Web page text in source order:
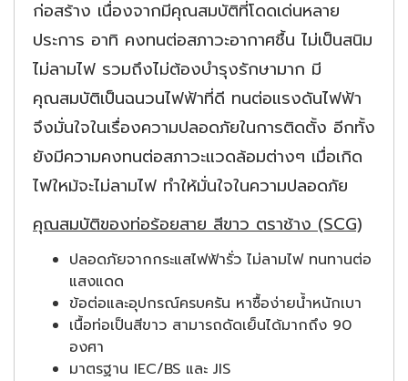
ก่อสร้าง เนื่องจากมีคุณสมบัติที่โดดเด่นหลาย
ประการ อาทิ คงทนต่อสภาวะอากาศชื้น ไม่เป็นสนิม
ไม่ลามไฟ รวมถึงไม่ต้องบำรุงรักษามาก มี
คุณสมบัติเป็นฉนวนไฟฟ้าที่ดี ทนต่อแรงดันไฟฟ้า
จึงมั่นใจในเรื่องความปลอดภัยในการติดตั้ง อีกทั้ง
ยังมีความคงทนต่อสภาวะแวดล้อมต่างๆ เมื่อเกิด
ไฟใหม้จะไม่ลามไฟ ทำให้มั่นใจในความปลอดภัย
คุณสมบัติของท่อร้อยสาย สีขาว ตราช้าง (SCG)
ปลอดภัยจากกระแสไฟฟ้ารั่ว ไม่ลามไฟ ทนทานต่อ
แสงแดด
ข้อต่อและอุปกรณ์ครบครัน หาซื้อง่ายน้ำหนักเบา
เนื้อท่อเป็นสีขาว สามารถดัดเย็นได้มากถึง 90
องศา
มาตรฐาน IEC/BS และ JIS